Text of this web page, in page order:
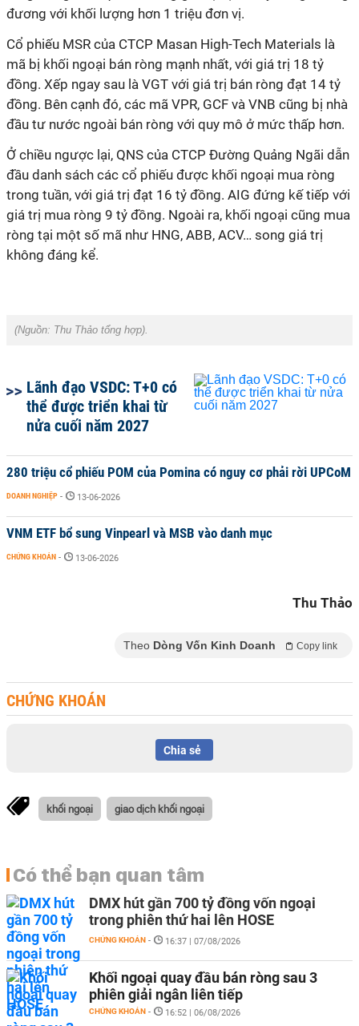
đương với khối lượng hơn 1 triệu đơn vị.
Cổ phiếu MSR của CTCP Masan High-Tech Materials là
mã bị khối ngoại bán ròng mạnh nhất, với giá trị 18 tỷ
đồng. Xếp ngay sau là VGT với giá trị bán ròng đạt 14 tỷ
đồng. Bên cạnh đó, các mã VPR, GCF và VNB cũng bị nhà
đầu tư nước ngoài bán ròng với quy mô ở mức thấp hơn.
Ở chiều ngược lại, QNS của CTCP Đường Quảng Ngãi dẫn
đầu danh sách các cổ phiếu được khối ngoại mua ròng
trong tuần, với giá trị đạt 16 tỷ đồng. AIG đứng kế tiếp với
giá trị mua ròng 9 tỷ đồng. Ngoài ra, khối ngoại cũng mua
ròng tại một số mã như HNG, ABB, ACV… song giá trị
không đáng kể.
(Nguồn: Thu Thảo tổng hợp).
Lãnh đạo VSDC: T+0 có
thể được triển khai từ
nửa cuối năm 2027
280 triệu cổ phiếu POM của Pomina có nguy cơ phải rời UPCoM
DOANH NGHIỆP - 13-06-2026
VNM ETF bổ sung Vinpearl và MSB vào danh mục
CHỨNG KHOÁN - 13-06-2026
Thu Thảo
Theo Dòng Vốn Kinh Doanh Copy link
CHỨNG KHOÁN
Chia sẻ
khối ngoại giao dịch khối ngoại
Có thể bạn quan tâm
DMX hút gần 700 tỷ đồng vốn ngoại
trong phiên thứ hai lên HOSE
CHỨNG KHOÁN - 16:37 | 07/08/2026
Khối ngoại quay đầu bán ròng sau 3
phiên giải ngân liên tiếp
CHỨNG KHOÁN - 16:52 | 06/08/2026